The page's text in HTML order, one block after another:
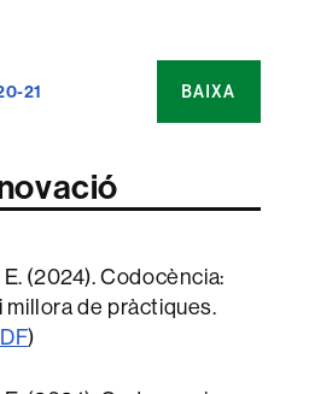
21 BAIXA
E. (2024). Codocència:
de pràctiques.
)